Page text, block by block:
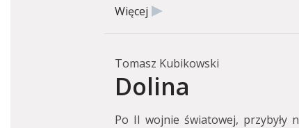
Więcej
Tomasz Kubikowski
Dolina
Po II wojnie światowej, przybyły